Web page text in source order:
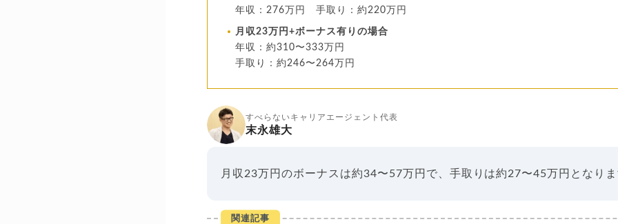
年収：276万円 手取り：約220万円
月収23万円+ボーナス有りの場合
年収：約310〜333万円
手取り：約246〜264万円
すべらないキャリアエージェント代表
末永雄大
月収23万円のボーナスは約34〜57万円で、手取りは約27〜45万円となりま
関連記事